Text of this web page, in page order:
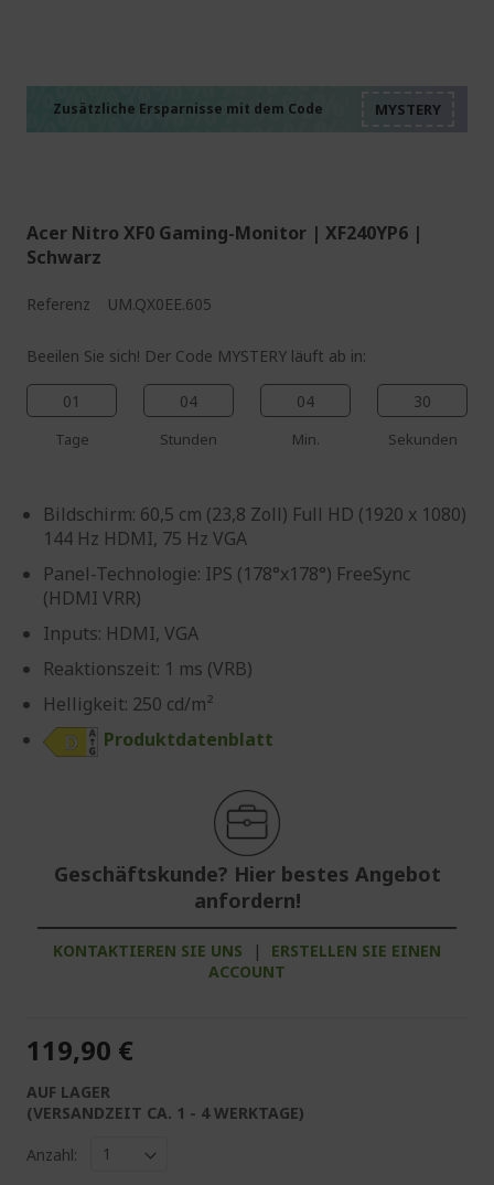
Zusätzliche Ersparnisse mit dem Code
Acer Nitro XF0 Gaming-Monitor | XF240YP6 |
Schwarz
Referenz UM.QX0EE.605
Beeilen Sie sich! Der Code MYSTERY läuft ab in:
01
Tage
04
Stunden
04
Min.
29
Sekunden
Bildschirm: 60,5 cm (23,8 Zoll) Full HD (1920 x 1080)
144 Hz HDMI, 75 Hz VGA
Panel-Technologie: IPS (178°x178°) FreeSync
(HDMI VRR)
Inputs: HDMI, VGA
Reaktionszeit: 1 ms (VRB)
Helligkeit: 250 cd/m²
Produktdatenblatt
Geschäftskunde? Hier bestes Angebot
anfordern!
KONTAKTIEREN SIE UNS |
ERSTELLEN SIE EINEN
ACCOUNT
119,90 €
AUF LAGER
(VERSANDZEIT CA. 1 - 4 WERKTAGE)
Anzahl: